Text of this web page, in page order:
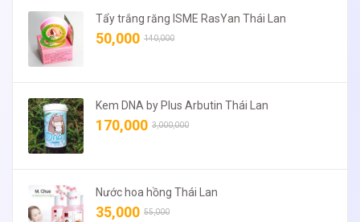
Tẩy trắng răng ISME RasYan Thái Lan
50,000 140,000
Kem DNA by Plus Arbutin Thái Lan
170,000 3,000,000
Nước hoa hồng Thái Lan
35,000 55,000